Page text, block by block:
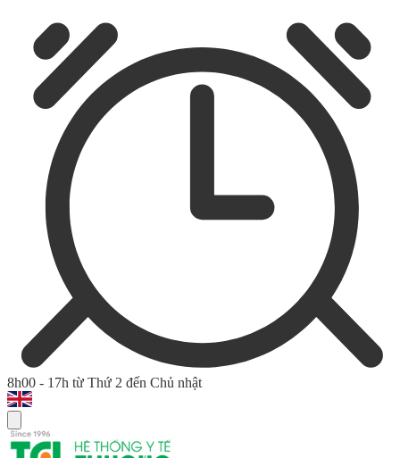
8h00 - 17h từ Thứ 2 đến Chủ nhật